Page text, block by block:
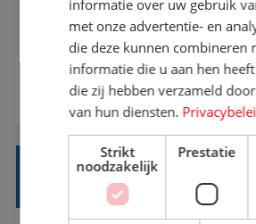
het nu voor jezelf is, of voor een
het super om een mooie reis
regelen. Door jouw kennis en
vakantiegangers de meest
aarde kennen! 🏝️Wat ga je
werken: of het nu gaat om
BEKIJK VACATURE
STAGIAIR BUSINESS
informatie over uw gebruik
met onze advertentie- en
die deze kunnen combineren
informatie die u aan hen
die zij hebben verzameld
van hun diensten.
Strikt
noodzakelijk
Prestatie